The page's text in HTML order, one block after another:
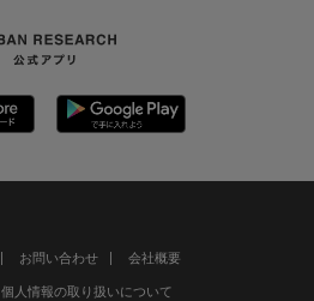
お問い合わせ 会社概要
個人情報の取り扱いについて